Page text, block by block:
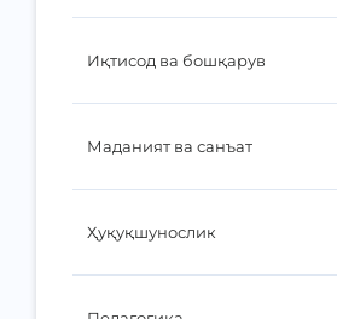
Иқтисод ва бошқарув
Маданият ва санъат
Ҳуқуқшунослик